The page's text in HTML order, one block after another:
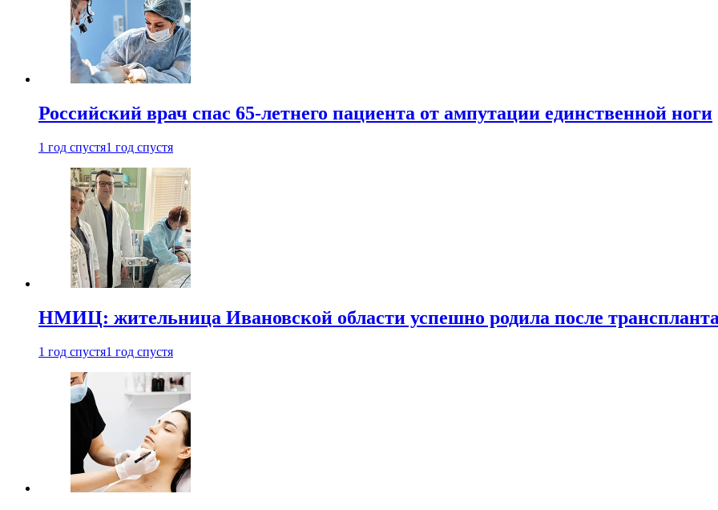
Российский врач спас 65-летнего пациента от ампутации единственной ноги
1 год спустя1 год спустя
НМИЦ: жительница Ивановской области успешно родила после
1 год спустя1 год спустя